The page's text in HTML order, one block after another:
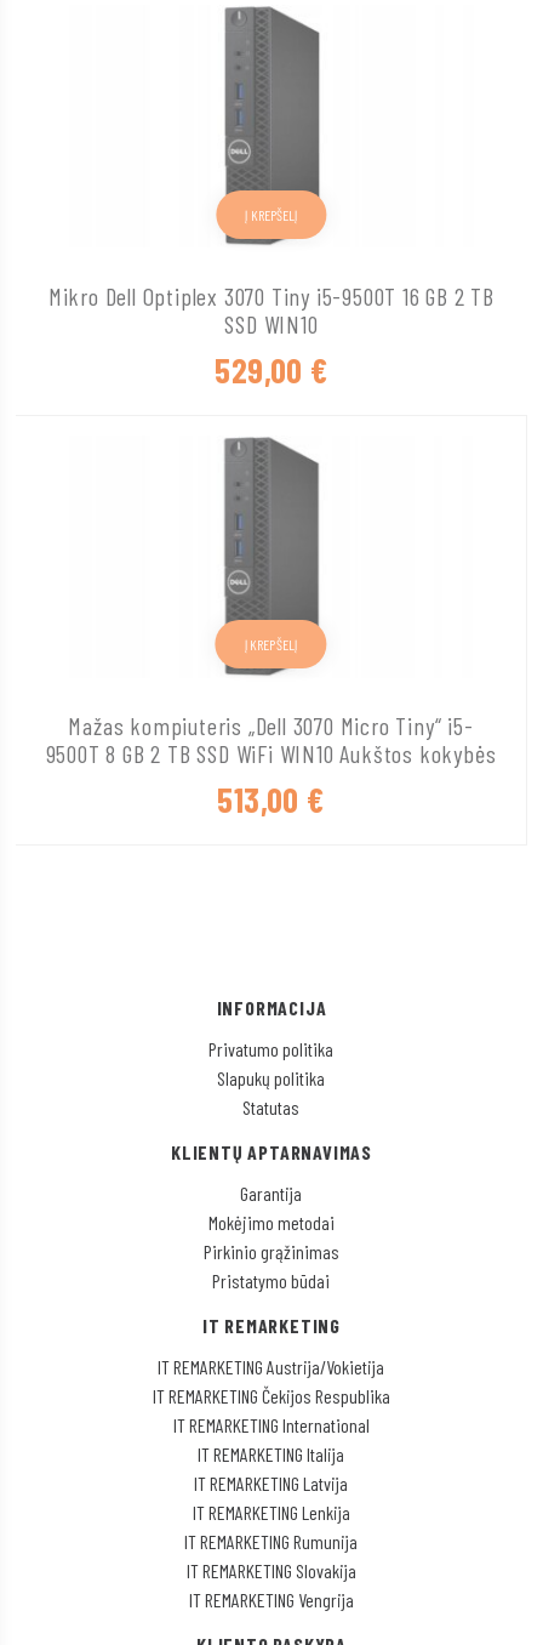
Mikro Dell Optiplex 3070 Tiny i5-9500T 16 GB 2 TB
SSD WIN10
529,00 €
Į KREPŠELĮ
Mažas kompiuteris „Dell 3070 Micro Tiny“ i5-
9500T 8 GB 2 TB SSD WiFi WIN10 Aukštos kokybės
513,00 €
Į KREPŠELĮ
INFORMACIJA
Privatumo politika
Slapukų politika
Statutas
KLIENTŲ APTARNAVIMAS
Garantija
Mokėjimo metodai
Pirkinio grąžinimas
Pristatymo būdai
IT REMARKETING
IT REMARKETING Austrija/Vokietija
IT REMARKETING Čekijos Respublika
IT REMARKETING International
IT REMARKETING Italija
IT REMARKETING Latvija
IT REMARKETING Lenkija
IT REMARKETING Rumunija
IT REMARKETING Slovakija
IT REMARKETING Vengrija